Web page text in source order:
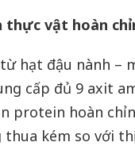
thực vật hoàn
hạt đậu nành –
cấp đủ 9 axit
protein hoàn
thua kém so với